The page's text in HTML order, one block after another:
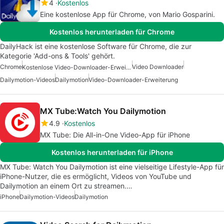
4 Kostenlos
Eine kostenlose App für Chrome, von Mario Gosparini.
Kostenlos herunterladen für Chrome
DailyHack ist eine kostenlose Software für Chrome, die zur
Kategorie 'Add-ons & Tools' gehört.
Chrome Kostenlose Video-Downloader-Erweiterung Video Downloader
Dailymotion-VideosDailymotionVideo-Downloader-Erweiterung
MX Tube:Watch You Dailymotion
4.9 Kostenlos
MX Tube: Die All-in-One Video-App für iPhone
Kostenlos herunterladen für iPhone
MX Tube: Watch You Dailymotion ist eine vielseitige Lifestyle-App für
iPhone-Nutzer, die es ermöglicht, Videos von YouTube und
Dailymotion an einem Ort zu streamen.…
iPhoneDailymotion-VideosDailymotion